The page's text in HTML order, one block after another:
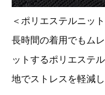
＜ポリエステルニット
長時間の着用でもム
ットするポリエステ
地でストレスを軽減し